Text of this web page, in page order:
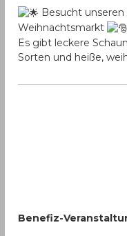
Besucht
Weihnachtsmarkt
Es gibt leckere
Sorten und heiße,
Benefiz-